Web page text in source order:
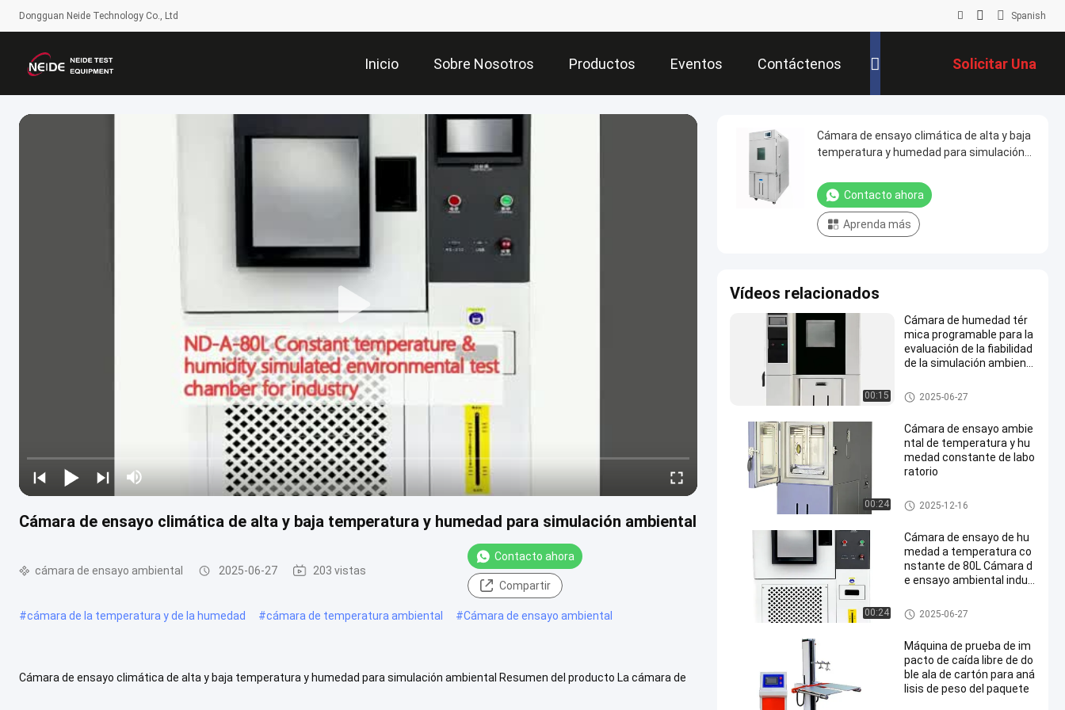
Dongguan Neide Technology Co., Ltd Spanish
Inicio Sobre Nosotros Productos Eventos Contáctenos Solicitar Una
Cotización
Cámara de ensayo climática de alta y baja temperatura y humedad para simulación ambiental
cámara de ensayo ambiental 2025-06-27 203 vistas
Contacto ahora
Compartir
#cámara de la temperatura y de la humedad #cámara de temperatura ambiental #Cámara de ensayo ambiental
Cámara de ensayo climática de alta y baja temperatura y humedad para simulación ambiental Resumen del producto La cámara de
Cámara de ensayo climática de alta y baja
temperatura y humedad para simulación
Contacto ahora
Aprenda más
Vídeos relacionados
00:15
Cámara de humedad tér
mica programable para la
evaluación de la fiabilidad
de la simulación ambient
Temperature Humidity Test C
hamber
2025-06-27
00:24
Cámara de ensayo ambie
ntal de temperatura y hu
medad constante de labo
ratorio
Temperature Humidity Test C
hamber
2025-12-16
00:24
Cámara de ensayo de hu
medad a temperatura co
nstante de 80L Cámara d
e ensayo ambiental indus
Temperature Humidity Test C
hamber
2025-06-27
Máquina de prueba de im
pacto de caída libre de do
ble ala de cartón para aná
lisis de peso del paquete